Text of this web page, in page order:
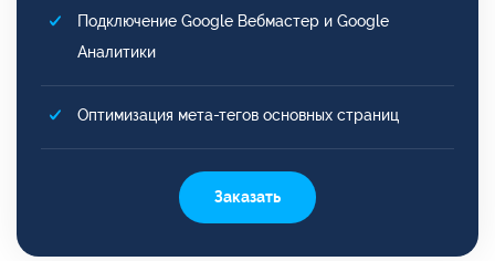
Подключение Google Вебмастер и Google
Аналитики
Оптимизация мета-тегов основных страниц
Заказать